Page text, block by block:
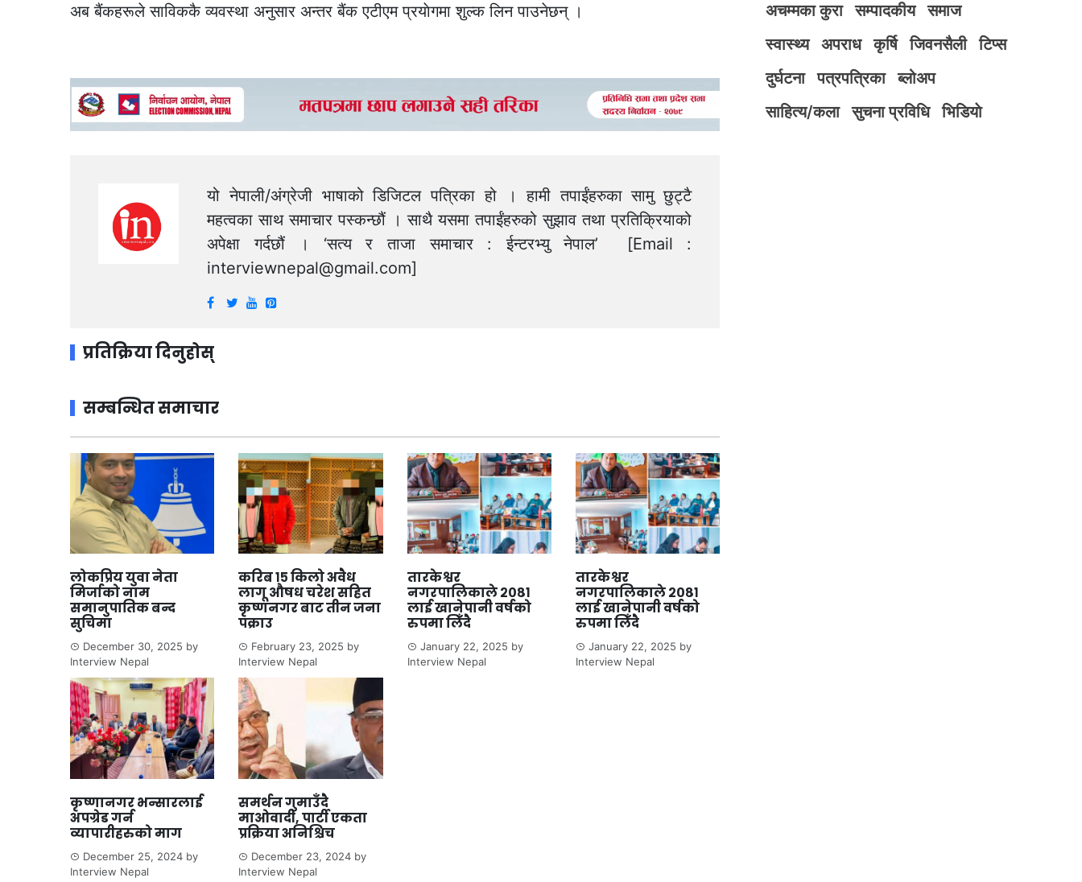
अब बैंकहरूले साविककै व्यवस्था अनुसार अन्तर बैंक एटीएम प्रयाेगमा शुल्क लिन पाउनेछन् ।
यो नेपाली/अंग्रेजी भाषाको डिजिटल पत्रिका हो । हामी तपाईंहरुका सामु छुट्टै
महत्वका साथ समाचार पस्कन्छौं । साथै यसमा तपाईंहरुको सुझाव तथा प्रतिक्रियाको
अपेक्षा गर्दछौं । ‘सत्य र ताजा समाचार : ईन्टरभ्यु नेपाल’ [Email :
interviewnepal@gmail.com]
प्रतिक्रिया दिनुहोस्
सम्बन्धित समाचार
लोकप्रिय युवा नेता
मिर्जाको नाम
समानुपातिक बन्द
सुचिमा
December 30, 2025 by
Interview Nepal
करिब १५ किलो अवैध
लागू औषध चरेश सहित
कृष्णनगर बाट तीन जना
पक्राउ
February 23, 2025 by
Interview Nepal
तारकेश्वर
नगरपालिकाले २०८१
लाई खानेपानी वर्षको
रुपमा लिँदै
January 22, 2025 by
Interview Nepal
तारकेश्वर
नगरपालिकाले २०८१
लाई खानेपानी वर्षको
रुपमा लिँदै
January 22, 2025 by
Interview Nepal
कृष्णानगर भन्सारलाई
अपग्रेड गर्न
व्यापारीहरुको माग
December 25, 2024 by
Interview Nepal
समर्थन गुमाउँदै
माओवादी, पार्टी एकता
प्रक्रिया अनिश्चिच
December 23, 2024 by
Interview Nepal
अचम्मका कुरा
सम्पादकीय
समाज
स्वास्थ्य
अपराध कृर्षि जिवनसैली
टिप्स
दुर्घटना
पत्रपत्रिका
ब्लोअप
साहित्य/कला
सुचना प्रविधि भिडियाे